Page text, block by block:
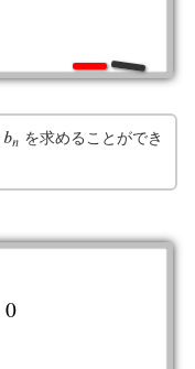
𝑏𝑛
bn を求めることができ
0